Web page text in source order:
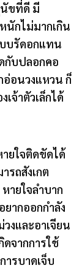
นัขที่ดี มี
นักไม่มากเกิน
บบรัดอกแทน
กับปลอกคอ
อ่อนวงแหวน ก็
จ้าตัวเล็กได้
ยใจติดขัดได้
รถสังเกต
ายใจลำบาก
ยากออกกำลัง
งและอาเจียน
จากการใช้
ารบาดเจ็บ